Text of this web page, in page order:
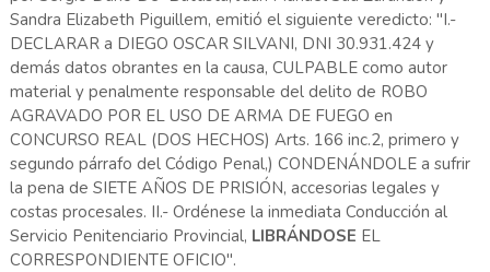
Sandra Elizabeth Piguillem, emitió el siguiente veredicto: "I.-
DECLARAR a DIEGO OSCAR SILVANI, DNI 30.931.424 y
demás datos obrantes en la causa, CULPABLE como autor
material y penalmente responsable del delito de ROBO
AGRAVADO POR EL USO DE ARMA DE FUEGO en
CONCURSO REAL (DOS HECHOS) Arts. 166 inc.2, primero y
segundo párrafo del Código Penal,) CONDENÁNDOLE a sufrir
la pena de SIETE AÑOS DE PRISIÓN, accesorias legales y
costas procesales. II.- Ordénese la inmediata Conducción al
Servicio Penitenciario Provincial, LIBRÁNDOSE EL
CORRESPONDIENTE OFICIO".